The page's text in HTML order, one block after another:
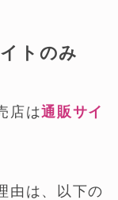
トのみ
店は通販サイ
由は、以下の